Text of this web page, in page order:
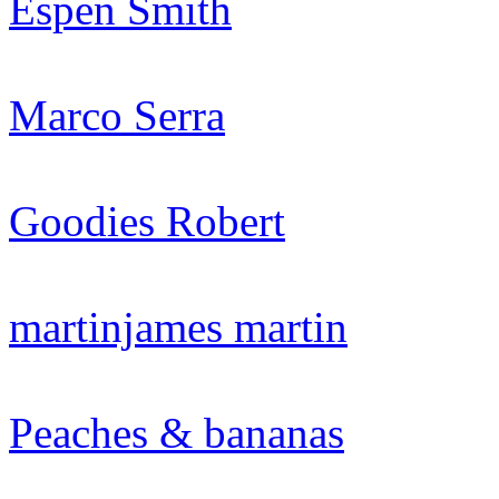
Marco Serra
Goodies Robert
martinjames martin
Peaches & bananas